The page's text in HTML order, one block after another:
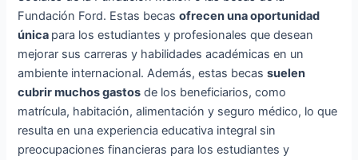
Fundación Ford. Estas becasofrecen una oportunidad
única para los estudiantes y profesionales que desean
mejorar sus carreras y habilidades académicas en un
ambiente internacional. Además, estas becassuelen
cubrir muchos gastos de los beneficiarios, como
matrícula, habitación, alimentación y seguro médico, lo que
resulta en una experiencia educativa integral sin
preocupaciones financieras para los estudiantes y